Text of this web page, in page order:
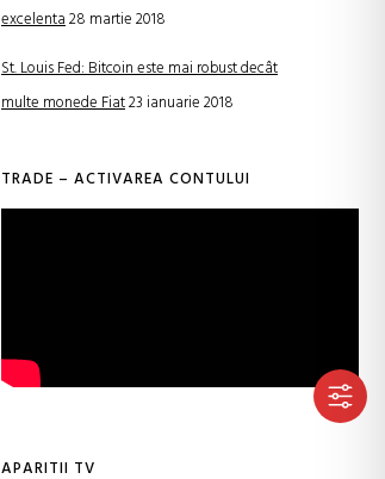
excelenta28 martie 2018
St. Louis Fed: Bitcoin este mai robust decât
multe monede Fiat23 ianuarie 2018
TRADE – ACTIVAREA CONTULUI
APARITII TV